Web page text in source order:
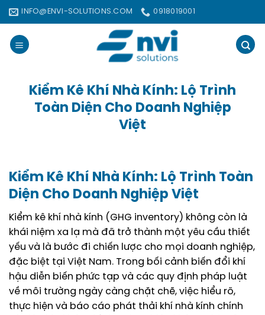
Bỏ
qua
nội
dung
INFO@ENVI-SOLUTIONS.COM 0918019001
Kiểm Kê Khí Nhà Kính: Lộ Trình
Toàn Diện Cho Doanh Nghiệp
Việt
Kiểm Kê Khí Nhà Kính: Lộ Trình Toàn
Diện Cho Doanh Nghiệp Việt
Kiểm kê khí nhà kính (GHG inventory) không còn là
khái niệm xa lạ mà đã trở thành một yêu cầu thiết
yếu và là bước đi chiến lược cho mọi doanh nghiệp,
đặc biệt tại Việt Nam. Trong bối cảnh biến đổi khí
hậu diễn biến phức tạp và các quy định pháp luật
về môi trường ngày càng chặt chẽ, việc hiểu rõ,
thực hiện và báo cáo phát thải khí nhà kính chính